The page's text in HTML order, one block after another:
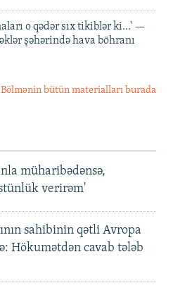
o qədər sıx tikiblər ki...' —
şəhərində hava böhranı
Bölmənin bütün materialları burada
müharibədənsə,
verirəm'
sahibinin qətli Avropa
Hökumətdən cavab tələb